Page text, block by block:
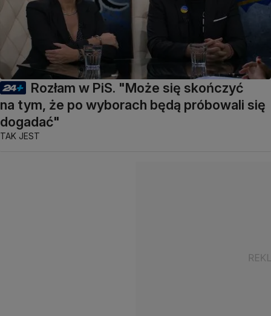
Rozłam w PiS. "Może się skończyć
na tym, że po wyborach będą próbowali się
dogadać"
TAK JEST